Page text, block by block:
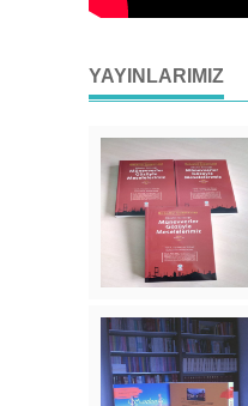
YAYINLARIMIZ